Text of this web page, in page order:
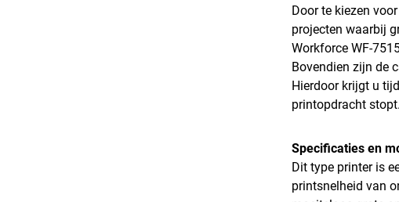
Door te kiezen
projecten waarbij
Workforce WF-
Bovendien zijn de
Hierdoor krijgt u
printopdracht
Specificaties en
Dit type printer is
printsnelheid van